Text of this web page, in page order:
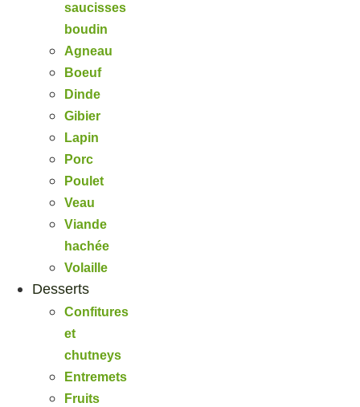
saucisses
boudin
Agneau
Boeuf
Dinde
Gibier
Lapin
Porc
Poulet
Veau
Viande
hachée
Volaille
Desserts
Confitures
et
chutneys
Entremets
Fruits